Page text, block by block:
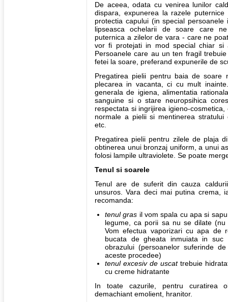
De aceea, odata cu venirea lunilor
dispara, expunerea la razele
protectia capului (in special
lipseasca ochelarii de soare care
puternica a zilelor de vara - care ne
vor fi protejati in mod special chiar si
Persoanele care au un ten fragil
fetei la soare, preferand expunerile de
Pregatirea pielii pentru baia de soare
plecarea in vacanta, ci cu mult
generala de igiena, alimentatia
sanguine si o stare neuropsihica
respectata si ingrijirea igieno-
normale a pielii si mentinerea stratului
etc.
Pregatirea pielii pentru zilele de plaja
obtinerea unui bronzaj uniform, a unui
folosi lampile ultraviolete. Se poate
Tenul si soarele
Tenul are de suferit din cauza
unsuros. Vara deci mai putina crema,
recomanda:
tenul gras il vom spala cu apa si
legume, ca porii sa nu se dilate
Vom efectua vaporizari cu apa de
bucata de gheata inmuiata in suc
obrazului (persoanelor suferinde
aceste procedee)
tenul excesiv de uscat trebuie
cu creme hidratante
In toate cazurile, pentru curatirea
demachiant emolient, hranitor.